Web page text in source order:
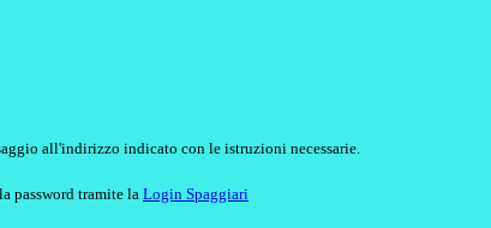
all'indirizzo indicato con le istruzioni necessarie.
password tramite la Login Spaggiari